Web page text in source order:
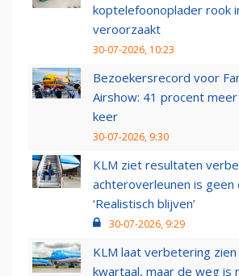
koptelefoonoplader rook
veroorzaakt
30-07-2026, 10:23
Bezoekersrecord voor
Airshow: 41 procent
keer
30-07-2026, 9:30
KLM ziet resultaten
achteroverleunen is geen
‘Realistisch blijven’
30-07-2026, 9:29
KLM laat verbetering
kwartaal, maar de weg is